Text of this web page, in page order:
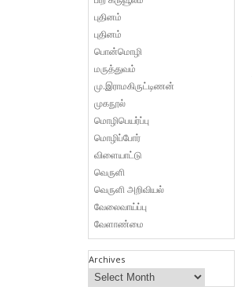
புதினம்
புதினம்
பொன்மொழி
மருத்துவம்
மு.இராமகிருட்டிணன்
முகநூல்
மொழிபெயர்ப்பு
மொழிப்போர்
விளையாட்டு
வெருளி
வெருளி அறிவியல்
வேலைவாய்ப்பு
வேளாண்மை
Archives